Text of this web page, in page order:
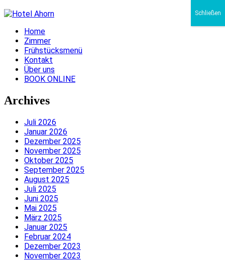
Home
Zimmer
Frühstücksmenü
Kontakt
Über uns
BOOK ONLINE
Archives
Juli 2026
Januar 2026
Dezember 2025
November 2025
Oktober 2025
September 2025
August 2025
Juli 2025
Juni 2025
Mai 2025
März 2025
Januar 2025
Februar 2024
Dezember 2023
November 2023
Schließen